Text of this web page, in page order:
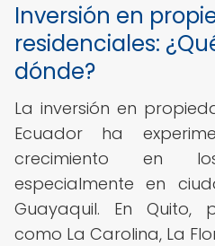
Inversión en
residenciales:
dónde?
La inversión en
Ecuador ha
crecimiento en
especialmente en
Guayaquil. En Quito,
como La Carolina, La